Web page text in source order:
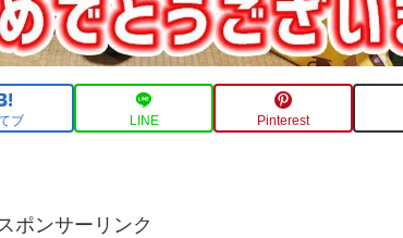
ブ LINE Pinterest
ポンサーリンク